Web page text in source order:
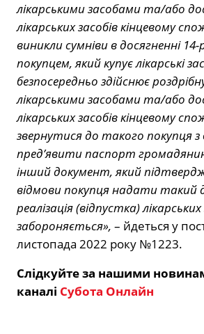
лікарськими засобами та/або
лікарських засобів кінцевому
виникли сумніви в досягненні 14-
покупцем, який купує лікарські
безпосередньо здійснює
лікарськими засобами та/або
лікарських засобів кінцевому
звернутися до такого покупця
пред’явити паспорт
інший документ, який
відмови покупця надати такий
реалізація (відпустка) лікарських
забороняється», – йдеться у
листопада 2022 року №1223.
Слідкуйте за нашими
каналі Субота Онлайн